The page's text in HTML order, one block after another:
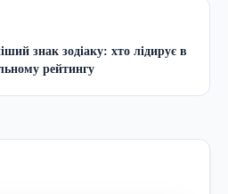
знак зодіаку: хто лідирує в
рейтингу